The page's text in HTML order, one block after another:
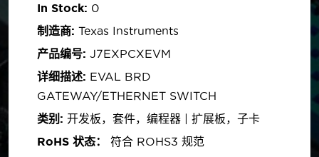
In Stock: 0
制造商: Texas Instruments
产品编号: J7EXPCXEVM
详细描述: EVAL BRD
GATEWAY/ETHERNET SWITCH
类别: 开发板，套件，编程器 | 扩展板，子卡
RoHS 状态：
符合 ROHS3 规范